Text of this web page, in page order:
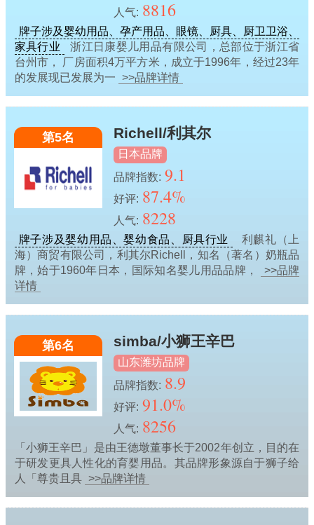
人气: 8816
牌子涉及婴幼用品、孕产用品、眼镜、厨具、厨卫卫浴、
家具行业
浙江日康婴儿用品有限公司，总部位于浙江省
台州市， 厂房面积4万平方米，成立于1996年，经过23年
的发展现已发展为一 >>品牌详情
第5名 Richell/利其尔
日本品牌
品牌指数: 9.1
好评: 87.4%
人气: 8228
牌子涉及婴幼用品、婴幼食品、厨具行业
利麒礼（上
海）商贸有限公司，利其尔Richell，知名（著名）奶瓶品
牌，始于1960年日本，国际知名婴儿用品品牌，
>>品牌
详情
第6名 simba/小狮王辛巴
山东潍坊品牌
品牌指数: 8.9
好评: 91.0%
人气: 8256
「小狮王辛巴」是由王德墩董事长于2002年创立，目的在
于研发更具人性化的育婴用品。其品牌形象源自于狮子给
人「尊贵且具 >>品牌详情